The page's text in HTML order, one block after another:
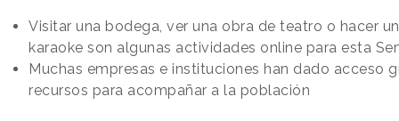
Visitar una bodega, ver una obra de teatro o hacer
karaoke son algunas actividades online para esta
Muchas empresas e instituciones han dado acceso
recursos para acompañar a la población